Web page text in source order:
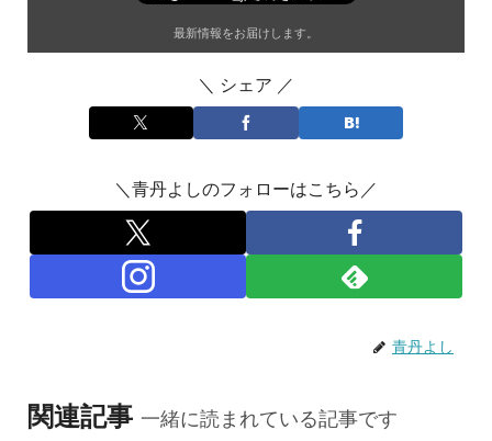
最新情報をお届けします。
＼ シェア ／
＼青丹よしのフォローはこちら／
青丹よし
関連記事 一緒に読まれている記事です